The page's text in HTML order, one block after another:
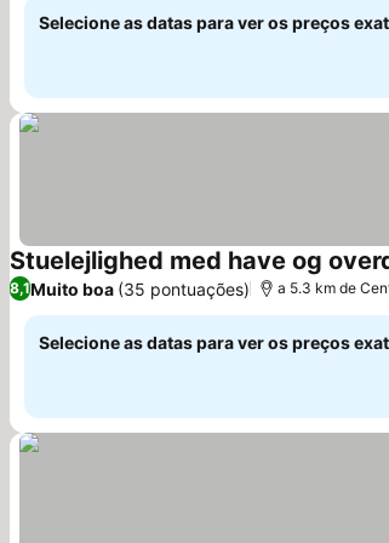
Selecione as datas para ver os preços
Stuelejlighed med have og
8,1Muito boa (35 pontuações) a 5.3 km de
Selecione as datas para ver os preços